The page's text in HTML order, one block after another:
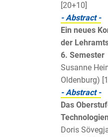
[20+10]
- Abstract -
Ein neues
der
6. Semester
Susanne
Oldenburg)
- Abstract -
Das
Doris